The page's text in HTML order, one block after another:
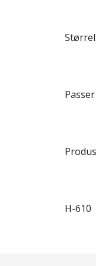
H-610